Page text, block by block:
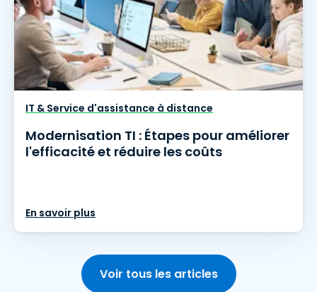
IT & Service d'assistance à distance
Modernisation TI : Étapes pour améliorer
l'efficacité et réduire les coûts
En savoir plus
Voir tous les articles